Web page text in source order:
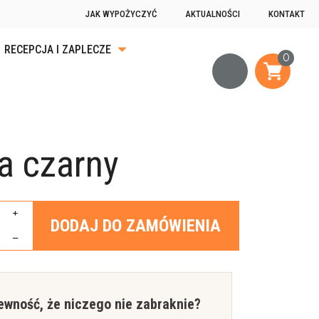
JAK WYPOŻYCZYĆ AKTUALNOŚCI KONTAKT
RECEPCJA I ZAPLECZE
OGRZEWANIE
czarny
+
–
DODAJ DO ZAMÓWIENIA
że niczego nie zabraknie?